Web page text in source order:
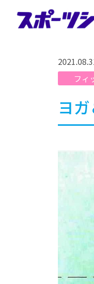
content
ミュニティをサポー
フィ
ヨ